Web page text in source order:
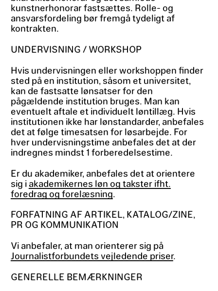
kunstnerhonorar fastsættes. Rolle- og
ansvarsfordeling bør fremgå tydeligt af
kontrakten.
UNDERVISNING / WORKSHOP
Hvis undervisningen eller workshoppen finder
sted på en institution, såsom et universitet,
kan de fastsatte lønsatser for den
pågældende institution bruges. Man kan
eventuelt aftale et individuelt løntillæg. Hvis
institutionen ikke har lønstandarder, anbefales
det at følge timesatsen for løsarbejde. For
hver undervisningstime anbefales det at der
indregnes mindst 1 forberedelsestime.
Er du akademiker, anbefales det at orientere
sig i akademikernes løn og takster ifht.
foredrag og forelæsning.
FORFATNING AF ARTIKEL, KATALOG/ZINE,
PR OG KOMMUNIKATION
Vi anbefaler, at man orienterer sig på
Journalistforbundets vejledende priser.
GENERELLE BEMÆRKNINGER